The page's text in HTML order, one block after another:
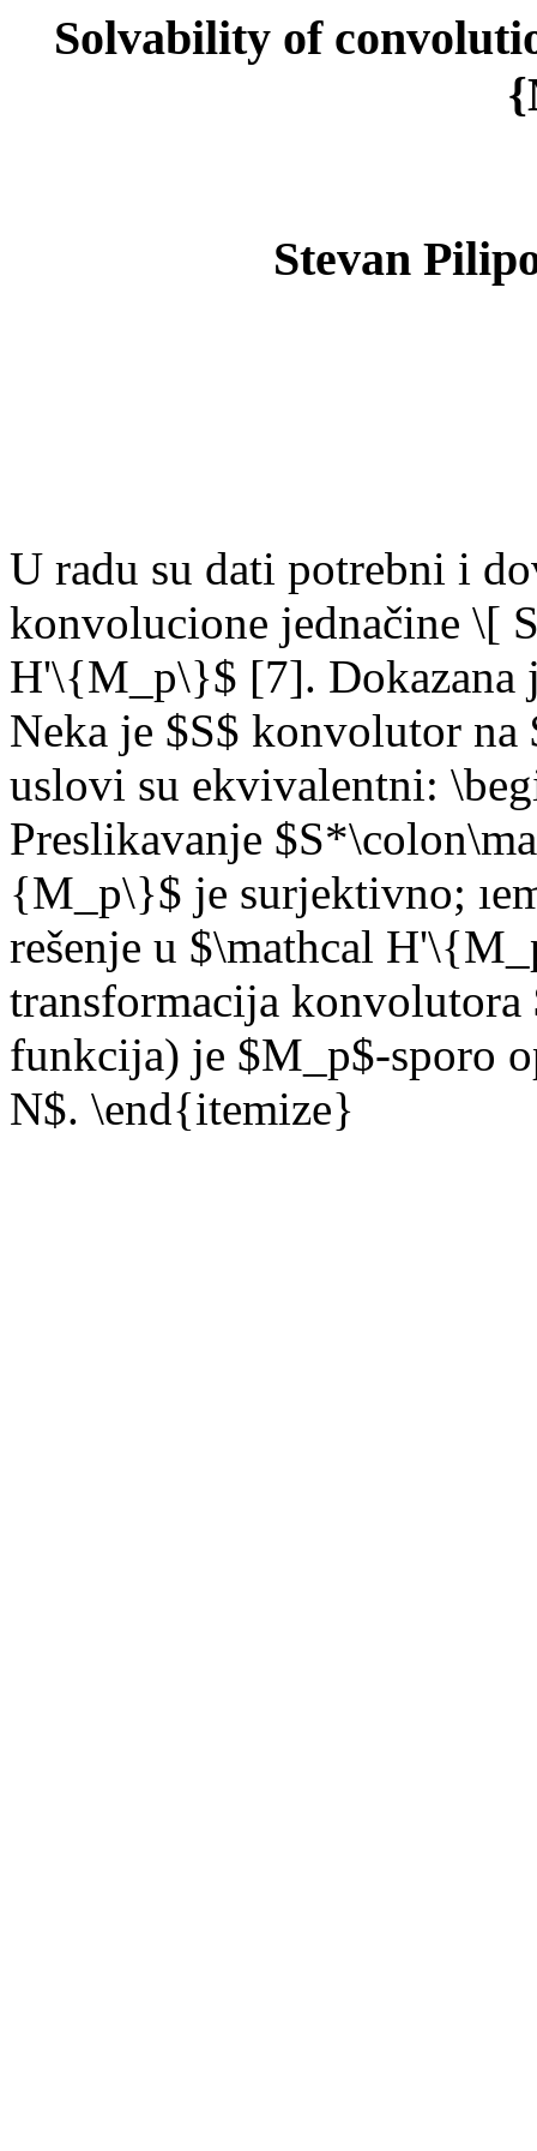
Solvability of
Stevan
U radu su dati potrebni i
konvolucione jednačine \[
H'\{M_p\}$ [7]. Dokazana
Neka je $S$ konvolutor
uslovi su ekvivalentni:
Preslikavanje
{M_p\}$ je surjektivno;
rešenje u $\mathcal
transformacija
funkcija) je $M_p$-sporo
N$. \end{itemize}